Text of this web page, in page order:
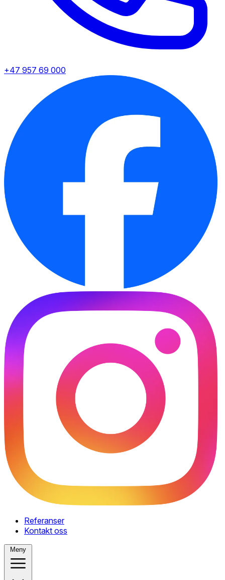
+47 957 69 000
Referanser
Kontakt oss
Meny